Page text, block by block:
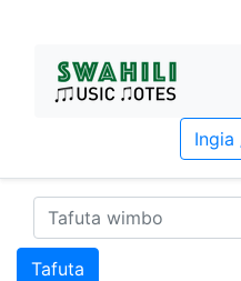
Ingia
Tafuta